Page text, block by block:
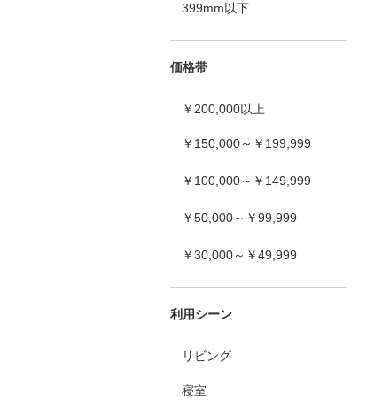
399mm以下
価格帯
￥200,000以上
￥150,000～￥199,999
￥100,000～￥149,999
￥50,000～￥99,999
￥30,000～￥49,999
利用シーン
リビング
寝室